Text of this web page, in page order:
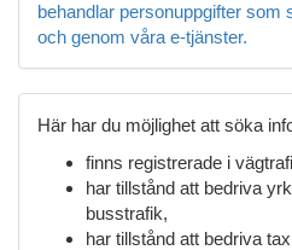
behandlar personuppgifter som
och genom våra e-tjänster.
Här har du möjlighet att söka
finns registrerade i
har tillstånd att bedriva
busstrafik,
har tillstånd att bedriva